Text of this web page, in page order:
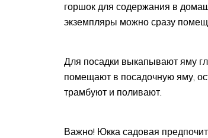
горшок для содержания в
экземпляры можно сразу
Для посадки выкапывают яму
помещают в посадочную яму,
трамбуют и поливают.
Важно! Юкка садовая